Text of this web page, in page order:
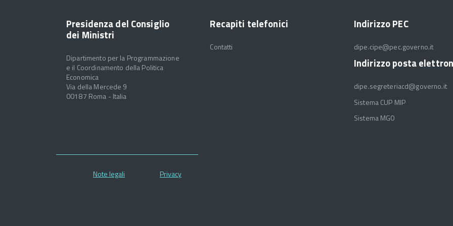
Presidenza del Consiglio
dei Ministri
Dipartimento per la Programmazione
e il Coordinamento della Politica
Economica
Via della Mercede 9
00187 Roma - Italia
Recapiti telefonici
Contatti
Indirizzo PEC
dipe.cipe@pec.governo.it
Indirizzo posta
dipe.segreteriacd@governo.it
Sistema CUP MIP
Sistema MGO
Note legali Privacy